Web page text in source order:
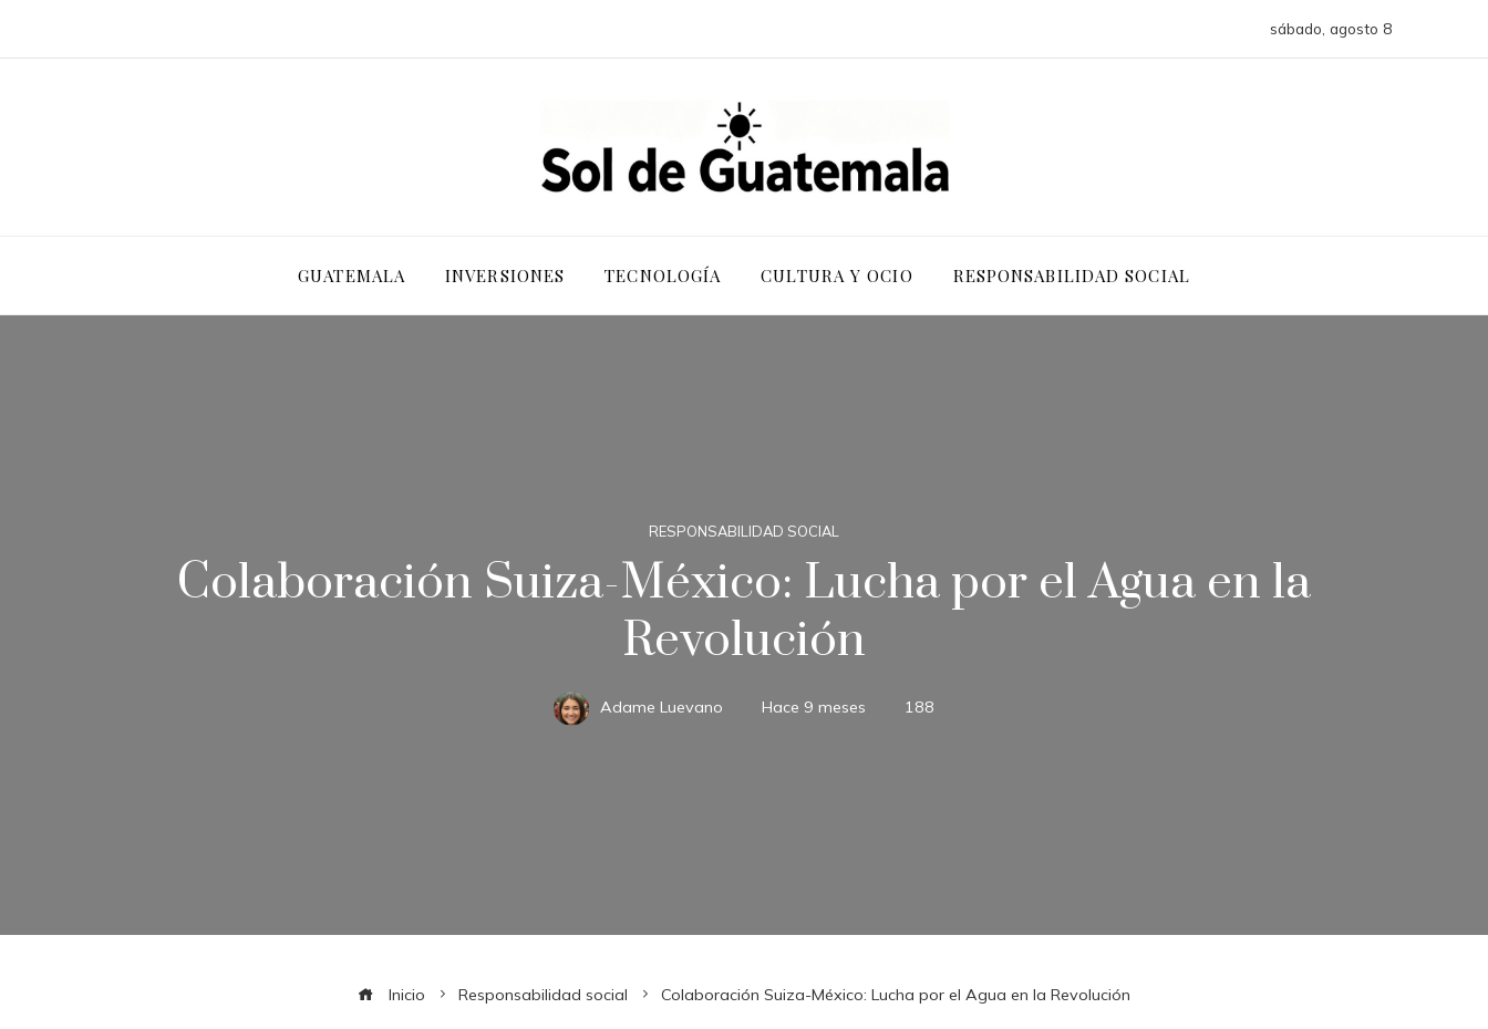
sábado, agosto 8
GUATEMALA INVERSIONES TECNOLOGÍA CULTURA Y OCIO RESPONSABILIDAD SOCIAL
RESPONSABILIDAD SOCIAL
Colaboración Suiza-México: Lucha por el Agua en la
Revolución
Adame Luevano Hace 9 meses 188
Inicio Responsabilidad social Colaboración Suiza-México: Lucha por el Agua en la Revolución